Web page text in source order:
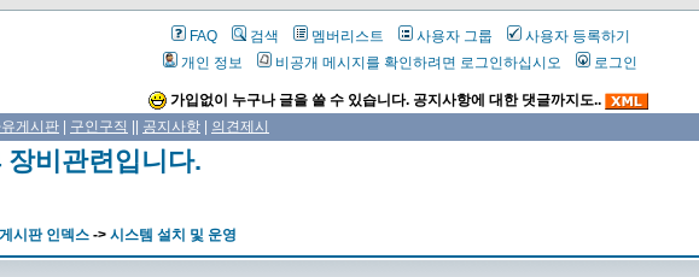
FAQ 검색 멤버리스트 사용자 그룹
사용자 등록하기
개인 정보
비공개 메시지를 확인하려면 로그인하십시오 로그인
가입없이 누구나 글을 쓸 수 있습니다. 공지사항에 대한 댓글까지도..
게시판 구인구직 공지사항 의견제시
비관련입니다.
시판 인덱스 -> 시스템 설치 및 운영